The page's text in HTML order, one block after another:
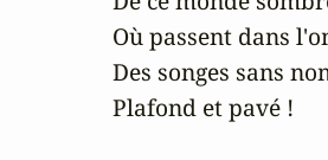
Où passent dans
Des songes sans
Plafond et pavé !